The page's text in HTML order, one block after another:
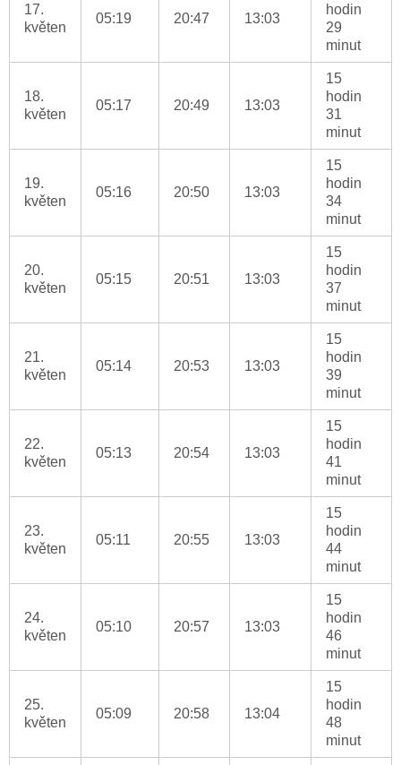
17.
květen
05:19 20:47 13:03
hodin
29
minut
18.
květen
05:17 20:49 13:03
15
hodin
31
minut
19.
květen
05:16 20:50 13:03
15
hodin
34
minut
20.
květen
05:15 20:51 13:03
15
hodin
37
minut
21.
květen
05:14 20:53 13:03
15
hodin
39
minut
22.
květen
05:13 20:54 13:03
15
hodin
41
minut
23.
květen
05:11 20:55 13:03
15
hodin
44
minut
24.
květen
05:10 20:57 13:03
15
hodin
46
minut
25.
květen
05:09 20:58 13:04
15
hodin
48
minut